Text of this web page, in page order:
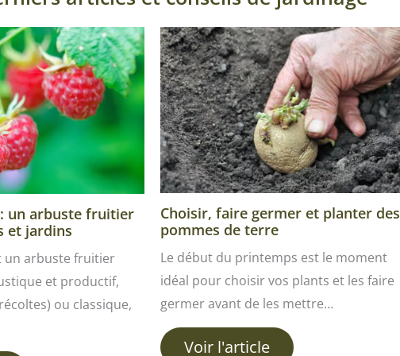
un arbuste fruitier
et jardins
un arbuste fruitier
et productif,
ou classique,
Choisir, faire germer et planter des
pommes de terre
Le début du printemps est le moment
idéal pour choisir vos plants et les faire
germer avant de les mettre…
Voir l'article